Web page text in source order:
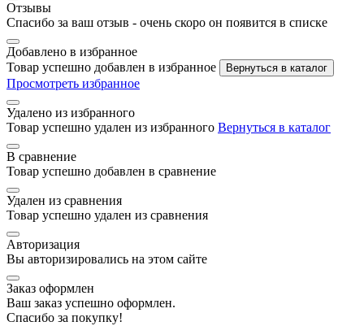
Отзывы
Спасибо за ваш отзыв - очень скоро он появится в списке
Добавлено в избранное
Товар успешно добавлен в избранное
Вернуться в каталог
Просмотреть избранное
Удалено из избранного
Товар успешно удален из избранного Вернуться в каталог
В сравнение
Товар успешно добавлен в сравнение
Удален из сравнения
Товар успешно удален из сравнения
Авторизация
Вы авторизировались на этом сайте
Заказ оформлен
Ваш заказ успешно оформлен.
Спасибо за покупку!